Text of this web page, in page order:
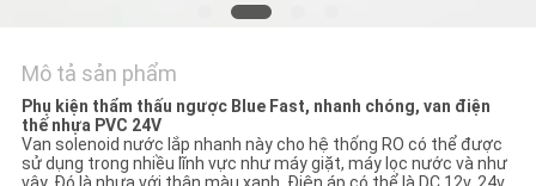
SƠ
ĐỒ
TRANG
Mô tả sản phẩm
Phụ kiện thẩm thấu ngược Blue Fast, nhanh chóng, van điện
thế nhựa PVC 24V
Van solenoid nước lắp nhanh này cho hệ thống RO có thể được
sử dụng trong nhiều lĩnh vực như máy giặt, máy lọc nước và như